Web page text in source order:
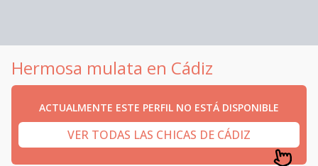
Hermosa mulata en Cádiz
ACTUALMENTE ESTE PERFIL NO ESTÁ DISPONIBLE
VER TODAS LAS CHICAS DE CÁDIZ